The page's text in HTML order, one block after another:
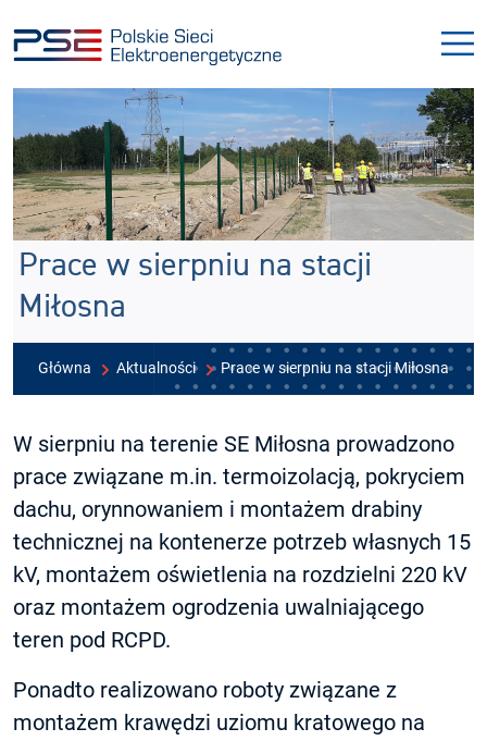
do
menu
do
treści
Prace w sierpniu na stacji
Miłosna
Główna Aktualności Prace w sierpniu na stacji Miłosna
W sierpniu na terenie SE Miłosna prowadzono
prace związane m.in. termoizolacją, pokryciem
dachu, orynnowaniem i montażem drabiny
technicznej na kontenerze potrzeb własnych 15
kV, montażem oświetlenia na rozdzielni 220 kV
oraz montażem ogrodzenia uwalniającego
teren pod RCPD.
Ponadto realizowano roboty związane z
montażem krawędzi uziomu kratowego na